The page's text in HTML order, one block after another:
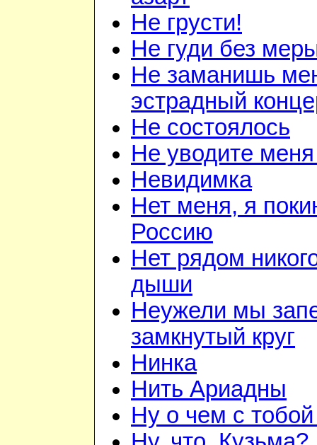
Не грусти!
Не гуди без
Не заманишь
эстрадный
Не состоялось
Не уводите
Невидимка
Нет меня, я
Россию
Нет рядом
дыши
Неужели мы
замкнутый круг
Нинка
Нить Ариадны
Ну о чем с тобой